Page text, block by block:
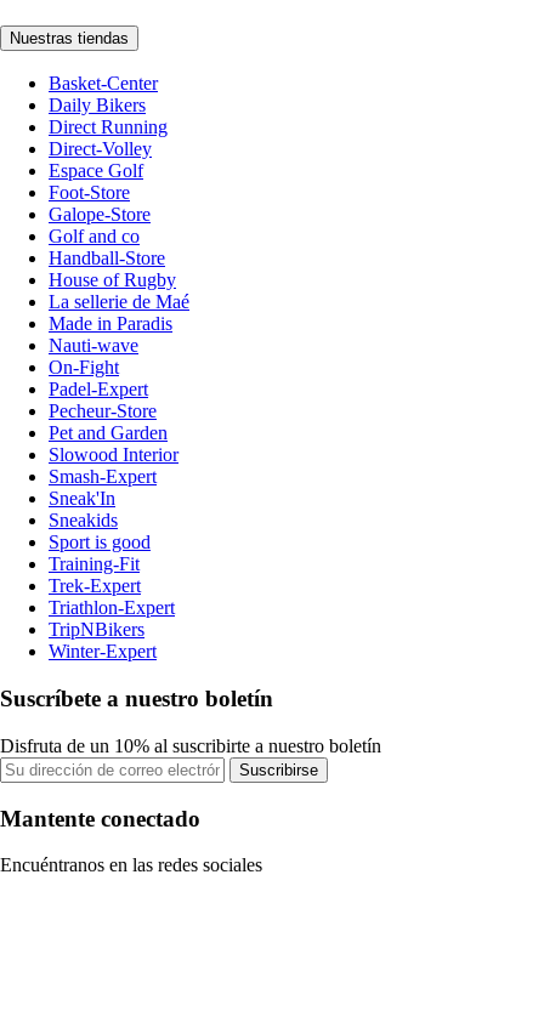
Nuestras tiendas
Basket-Center
Daily Bikers
Direct Running
Direct-Volley
Espace Golf
Foot-Store
Galope-Store
Golf and co
Handball-Store
House of Rugby
La sellerie de Maé
Made in Paradis
Nauti-wave
On-Fight
Padel-Expert
Pecheur-Store
Pet and Garden
Slowood Interior
Smash-Expert
Sneak'In
Sneakids
Sport is good
Training-Fit
Trek-Expert
Triathlon-Expert
TripNBikers
Winter-Expert
Suscríbete a nuestro boletín
Disfruta de un 10% al suscribirte a nuestro boletín
Suscribirse
Mantente conectado
Encuéntranos en las redes sociales